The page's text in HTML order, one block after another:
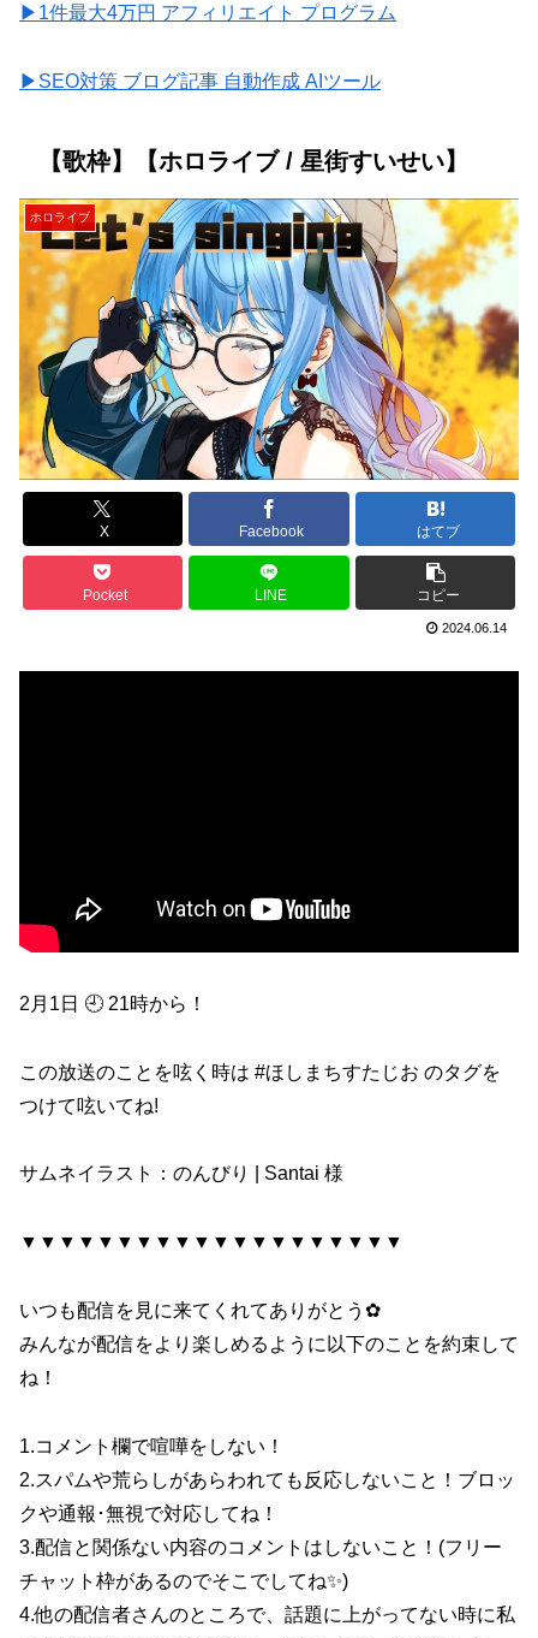
▶1件最大4万円 アフィリエイト プログラム
▶SEO対策 ブログ記事 自動作成 AIツール
【歌枠】【ホロライブ / 星街すいせい】
ホロライブ
X Facebook はてブ
Pocket LINE コピー
2024.06.14
2月1日 🕘 21時から！
この放送のことを呟く時は #ほしまちすたじお​ のタグを
つけて呟いてね!
サムネイラスト：のんびり | Santai 様
▼▼▼▼▼▼▼▼▼▼▼▼▼▼▼▼▼▼▼▼
いつも配信を見に来てくれてありがとう✿
みんなが配信をより楽しめるように以下のことを約束して
ね！
1.コメント欄で喧嘩をしない！
2.スパムや荒らしがあらわれても反応しないこと！ブロッ
クや通報･無視で対応してね！
3.配信と関係ない内容のコメントはしないこと！(フリー
チャット枠があるのでそこでしてね✨)
4.他の配信者さんのところで、話題に上がってない時に私